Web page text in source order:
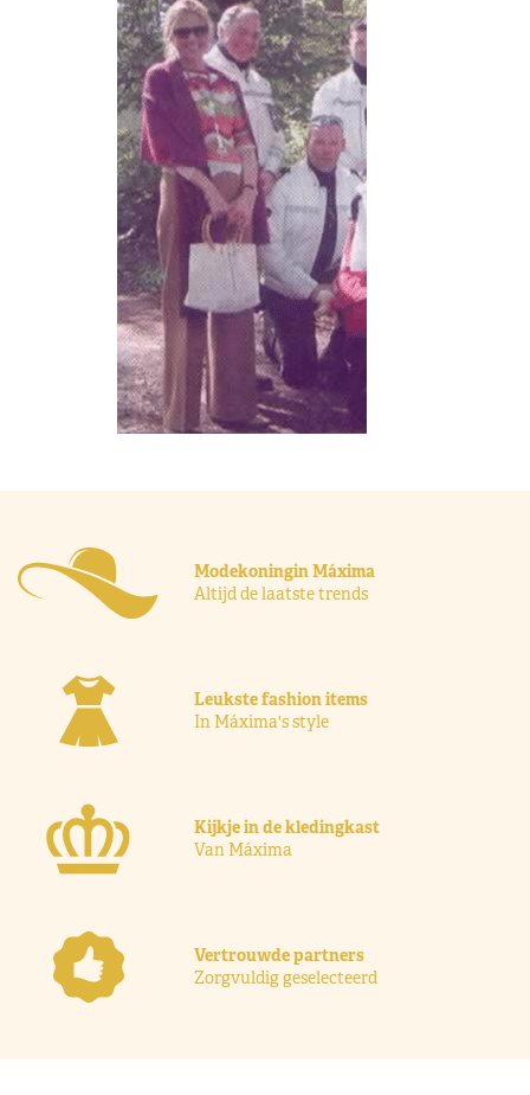
Modekoningin Máxima
Altijd de laatste trends
Leukste fashion items
In Máxima's style
Kijkje in de kledingkast
Van Máxima
Vertrouwde partners
Zorgvuldig geselecteerd